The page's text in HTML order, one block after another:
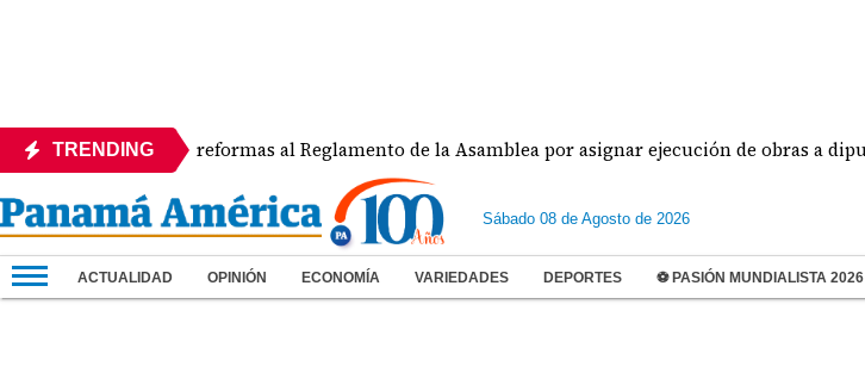
TRENDING
APEDE rechaza reformas al Reglamento de la Asamblea por asignar ejecución de obras a diputados
Sábado 08 de Agosto de 2026
ACTUALIDAD OPINIÓN ECONOMÍA VARIEDADES DEPORTES ⚽ PASIÓN MUNDIALISTA 2026